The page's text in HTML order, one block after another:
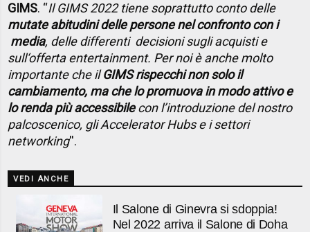
GIMS. “Il GIMS 2022 tiene soprattutto conto delle
mutate abitudini delle persone nel confronto con i
media, delle differenti decisioni sugli acquisti e
sull‘offerta entertainment. Per noi è anche molto
importante che ilGIMS rispecchi non solo il
cambiamento, ma che lo promuova in modo attivo e
lo renda più accessibilecon l’introduzione del nostro
palcoscenico, gli Accelerator Hubs e i settori
networking''.
VEDI ANCHE
Il Salone di Ginevra si sdoppia!
Nel 2022 arriva il Salone di Doha